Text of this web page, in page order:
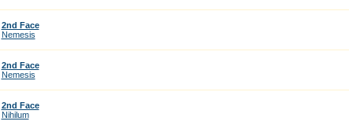
2nd Face
Nemesis
2nd Face
Nemesis
2nd Face
Nihilum